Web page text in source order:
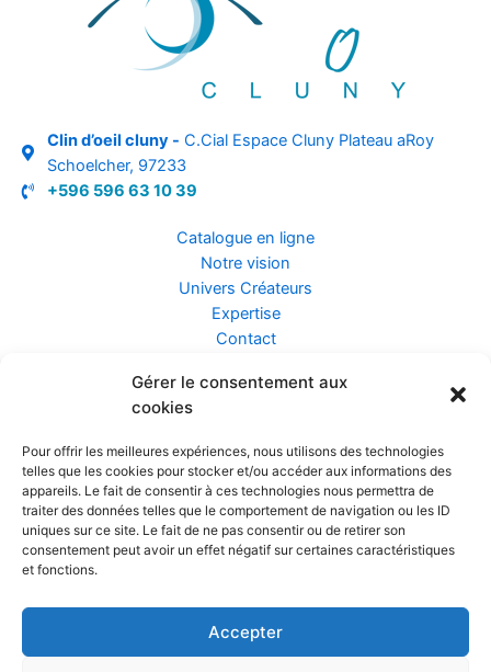
Gérer le consentement aux
cookies
Pour offrir les meilleures expériences, nous utilisons des technologies
telles que les cookies pour stocker et/ou accéder aux informations des
appareils. Le fait de consentir à ces technologies nous permettra de
traiter des données telles que le comportement de navigation ou les ID
uniques sur ce site. Le fait de ne pas consentir ou de retirer son
consentement peut avoir un effet négatif sur certaines caractéristiques
et fonctions.
Accepter
Clin d’oeil cluny - C.Cial Espace Cluny Plateau aRoy
Schoelcher, 97233
+596 596 63 10 39
Catalogue en ligne
Notre vision
Univers Créateurs
Expertise
Contact
Assurance ZEN
Confidentialité et Données
Conditions Générales de Vente